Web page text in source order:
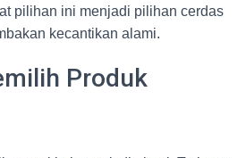
pilihan ini menjadi pilihan cerdas
kecantikan alami.
Produk